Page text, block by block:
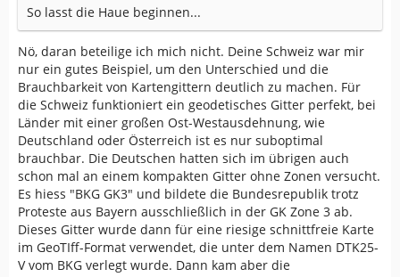
So lasst die Haue beginnen...
Nö, daran beteilige ich mich nicht. Deine Schweiz war mir
nur ein gutes Beispiel, um den Unterschied und die
Brauchbarkeit von Kartengittern deutlich zu machen. Für
die Schweiz funktioniert ein geodetisches Gitter perfekt, bei
Länder mit einer großen Ost-Westausdehnung, wie
Deutschland oder Österreich ist es nur suboptimal
brauchbar. Die Deutschen hatten sich im übrigen auch
schon mal an einem kompakten Gitter ohne Zonen versucht.
Es hiess "BKG GK3" und bildete die Bundesrepublik trotz
Proteste aus Bayern ausschließlich in der GK Zone 3 ab.
Dieses Gitter wurde dann für eine riesige schnittfreie Karte
im GeoTIff-Format verwendet, die unter dem Namen DTK25-
V vom BKG verlegt wurde. Dann kam aber die